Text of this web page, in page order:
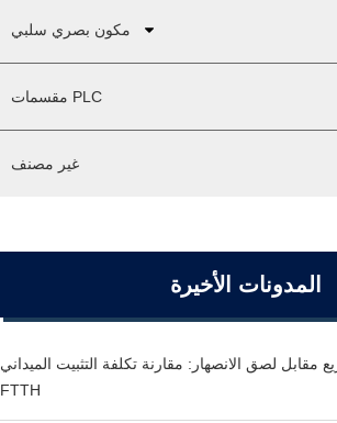
مكون بصري سلبي
مقسمات PLC
غير مصنف
المدونات الأخيرة
مقابل لصق الانصهار: مقارنة تكلفة التثبيت الميداني
FTTH